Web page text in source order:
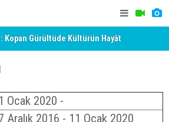
Kopan Gürültüde Kültürün Hayât
Ocak 2020 -
Aralık 2016 - 11 Ocak 2020